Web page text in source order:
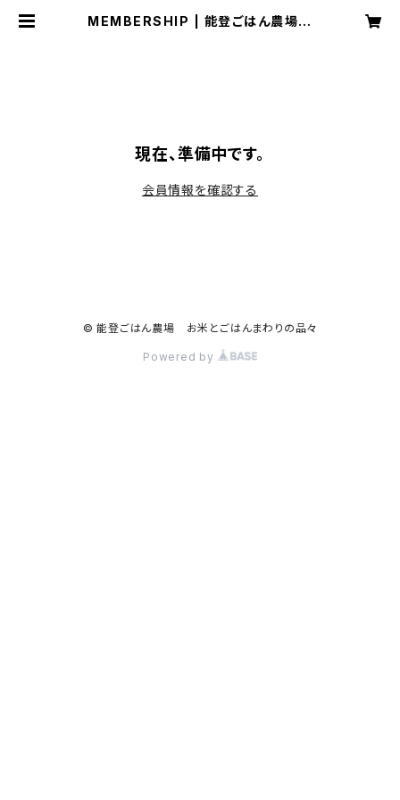
MEMBERSHIP | 能登ごはん農場
現在、準備中です。
会員情報を確認する
© 能登ごはん農場 お米とごはんまわりの品々
Powered by